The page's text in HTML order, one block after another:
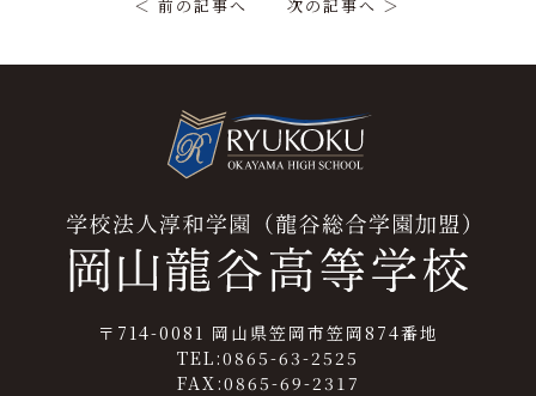
＜ 前の記事へ 次の記事へ ＞
〒714-0081 岡山県笠岡市笠岡874番地
TEL:0865-63-2525
FAX:0865-69-2317